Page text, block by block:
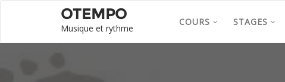
OTEMPO
Musique et rythme
COURS STAGES